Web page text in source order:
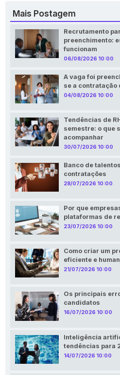
Mais Postagem
Recrutamento
preenchimento:
funcionam
06/08/2026 10:00
A vaga foi
se a contratação
04/08/2026 10:00
Tendências de
semestre: o que
acompanhar
30/07/2026 10:00
Banco de
contratações
28/07/2026 10:00
Por que
plataformas de
23/07/2026 10:00
Como criar um
eficiente e
21/07/2026 10:00
Os principais
candidatos
16/07/2026 10:00
Inteligência
tendências para
14/07/2026 10:00